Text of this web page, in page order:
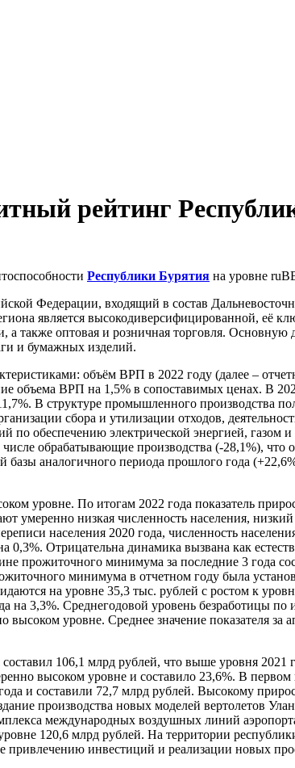
рейтинг
Республики Бурятия на уровне
Федерации, входящий в состав
является высокодиверсифицированной, её
а также оптовая и розничная торговля.
и бумажных изделий.
объём ВРП в 2022 году (далее –
объема ВРП на 1,5% в сопоставимых ценах. В
В структуре промышленного производства
сбора и утилизации отходов,
по обеспечению электрической энергией,
обрабатывающие производства (-28,1%), что
базы аналогичного периода прошлого года
уровне. По итогам 2022 года показатель
умеренно низкая численность населения,
населения 2020 года, численность
0,3%. Отрицательна динамика вызвана как
прожиточного минимума за последние 3 года
минимума в отчетном году была
на уровне 35,3 тыс. рублей с ростом к
на 3,3%. Среднегодовой уровень безработицы
высоком уровне. Среднее значение показателя
106,1 млрд рублей, что выше уровня
высоком уровне и составило 23,6%. В
и составили 72,7 млрд рублей. Высокому
производства новых моделей вертолетов
международных воздушных линий
120,6 млрд рублей. На территории
привлечению инвестиций и реализации новых